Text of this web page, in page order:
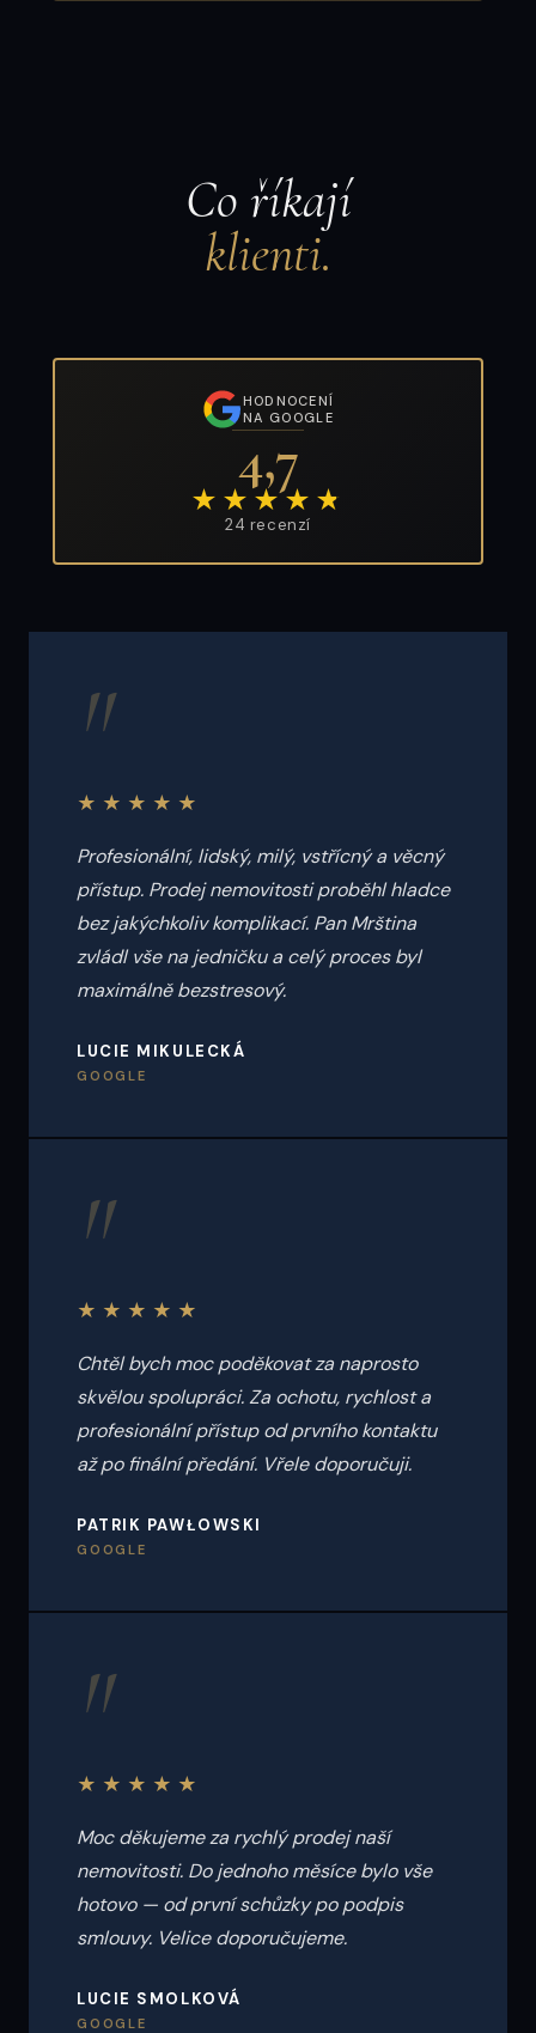
Co říkají
klienti.
HODNOCENÍ
NA GOOGLE
4,7
★★★★ ★
24 recenzí
"
★★★★★
Profesionální, lidský, milý, vstřícný a věcný
přístup. Prodej nemovitosti proběhl hladce
bez jakýchkoliv komplikací. Pan Mrština
zvládl vše na jedničku a celý proces byl
maximálně bezstresový.
LUCIE MIKULECKÁ
GOOGLE
"
★★★★★
Chtěl bych moc poděkovat za naprosto
skvělou spolupráci. Za ochotu, rychlost a
profesionální přístup od prvního kontaktu
až po finální předání. Vřele doporučuji.
PATRIK PAWŁOWSKI
GOOGLE
"
★★★★★
Moc děkujeme za rychlý prodej naší
nemovitosti. Do jednoho měsíce bylo vše
hotovo — od první schůzky po podpis
smlouvy. Velice doporučujeme.
LUCIE SMOLKOVÁ
GOOGLE